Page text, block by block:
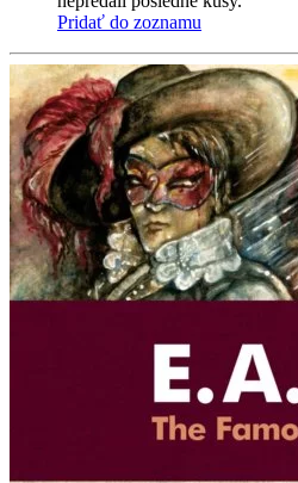
Pridať do zoznamu